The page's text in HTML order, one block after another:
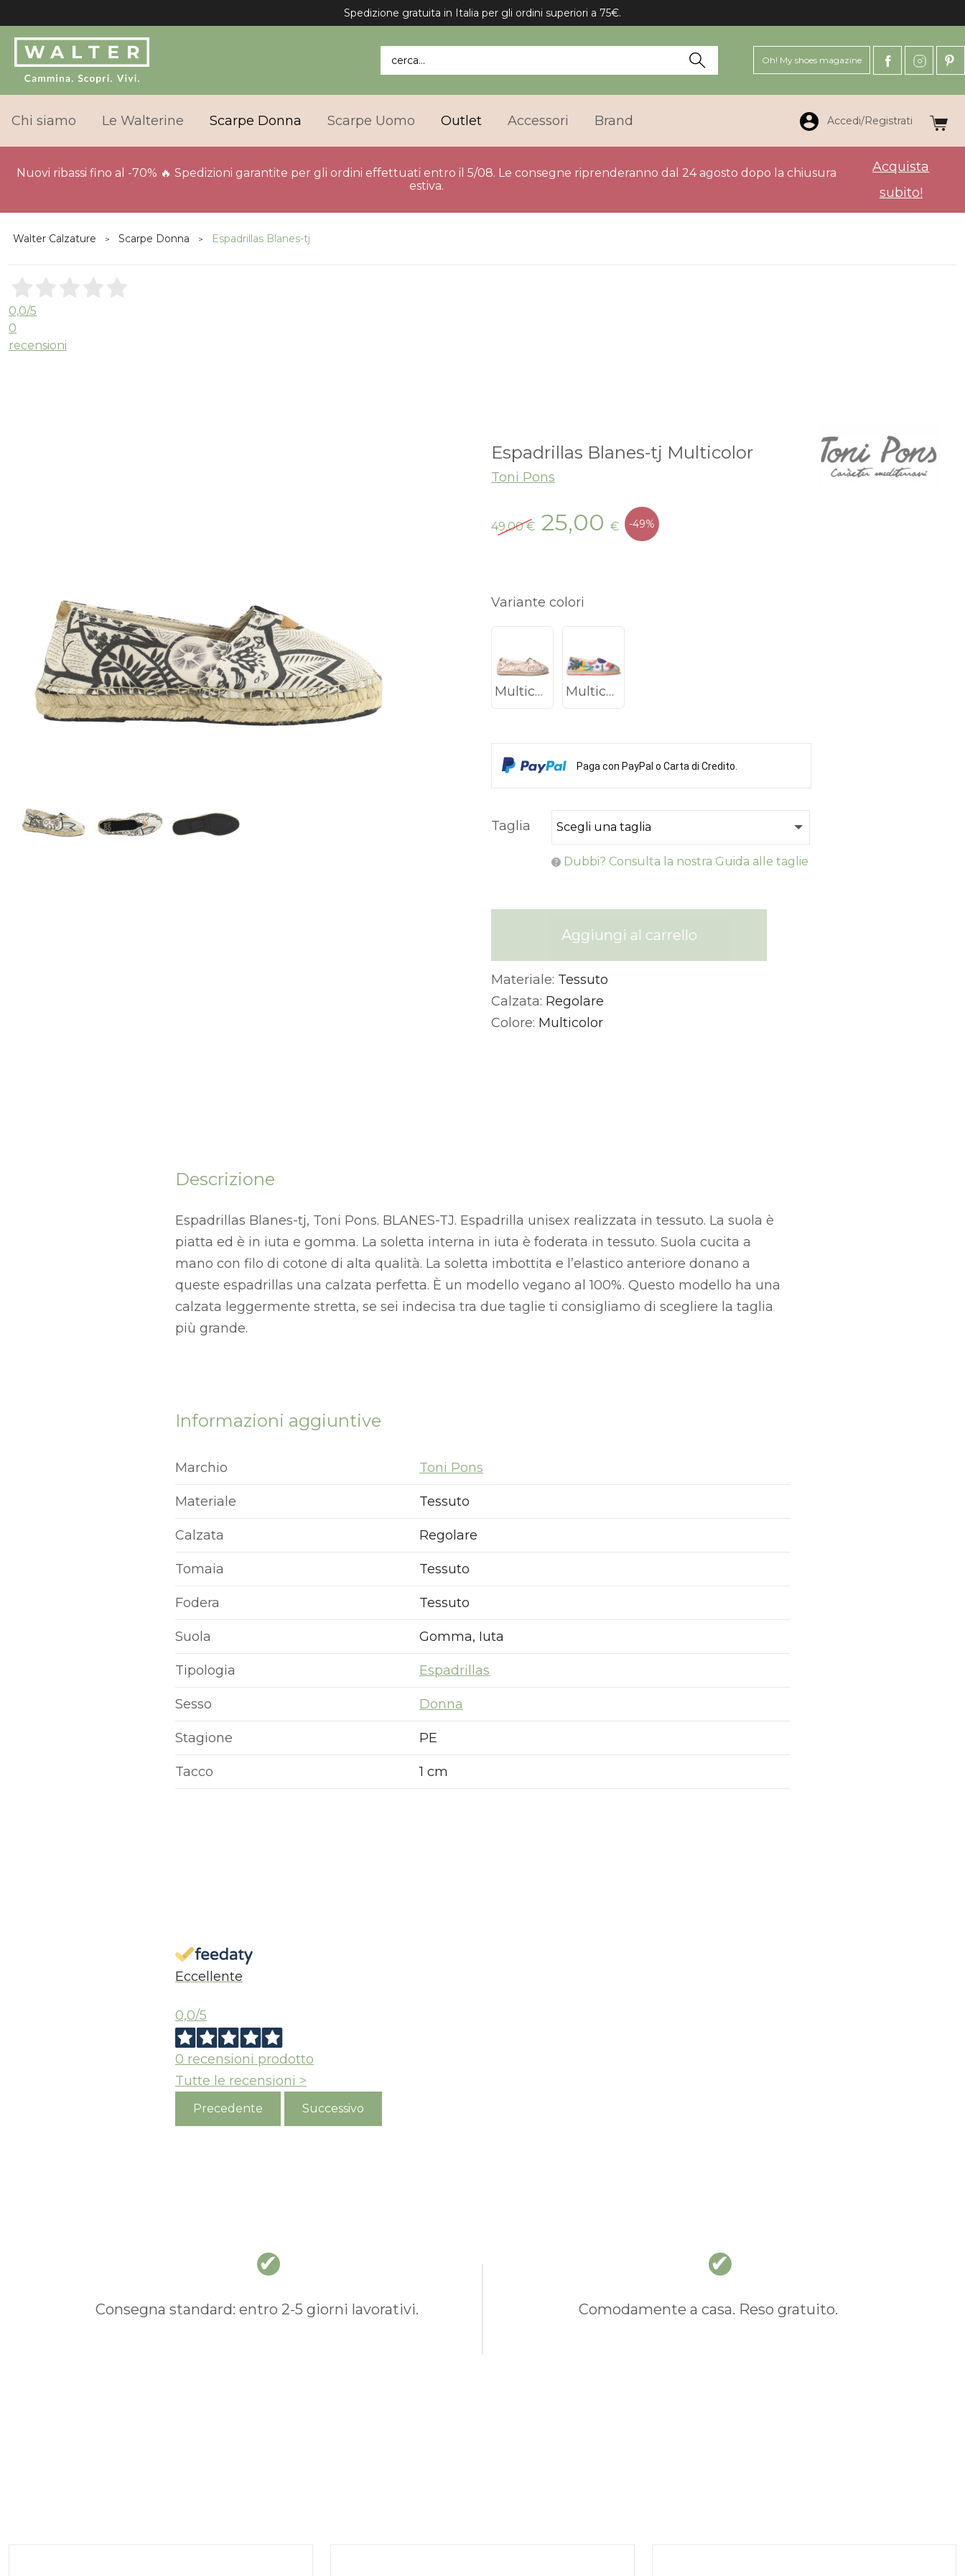
Spedizione gratuita in Italia per gli ordini superiori a 75€.
cerca... Oh! My shoes magazine
Chi siamo Le Walterine Scarpe Donna Scarpe Uomo Outlet Accessori Brand Accedi/Registrati
Nuovi ribassi fino al -70% 🔥 Spedizioni garantite per gli ordini effettuati entro il 5/08. Le consegne riprenderanno dal 24 agosto dopo la chiusura
estiva.
Acquista
subito!
Walter Calzature Scarpe Donna Espadrillas Blanes-tj
0,0/5
0
recensioni
Espadrillas Blanes-tj Multicolor
Toni Pons
49,00€
Il
prezzo
49,00 €.
25,00 €
Il
prezzo
-49%
Variante colori
Multicolor Multicolor
Paga con PayPal o Carta di Credito.
Taglia
Dubbi? Consulta la nostra Guida alle taglie
Aggiungi al carrello
Alternative:
Materiale: Tessuto
Calzata: Regolare
Colore: Multicolor
Descrizione
Espadrillas Blanes-tj, Toni Pons. BLANES-TJ. Espadrilla unisex realizzata in tessuto. La suola è
piatta ed è in iuta e gomma. La soletta interna in iuta è foderata in tessuto. Suola cucita a
mano con filo di cotone di alta qualità. La soletta imbottita e l’elastico anteriore donano a
queste espadrillas una calzata perfetta. È un modello vegano al 100%. Questo modello ha una
calzata leggermente stretta, se sei indecisa tra due taglie ti consigliamo di scegliere la taglia
più grande.
Informazioni aggiuntive
Marchio Toni Pons
Materiale Tessuto
Calzata Regolare
Tomaia Tessuto
Fodera Tessuto
Suola Gomma, Iuta
Tipologia Espadrillas
Sesso Donna
Stagione PE
Tacco 1 cm
Eccellente
0,0/5
0 recensioni prodotto
Tutte le recensioni >
Precedente Successivo
Consegna standard: entro 2-5 giorni lavorativi. Comodamente a casa. Reso gratuito.